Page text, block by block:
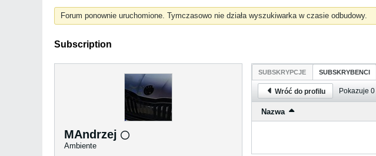
Forum ponownie uruchomione. Tymczasowo nie działa wyszukiwarka w czasie odbudowy.
Subscription
MAndrzej
Ambiente
SUBSKRYPCJE SUBSKRYBENCI
Wróć do profilu Pokazuje 0
Nazwa